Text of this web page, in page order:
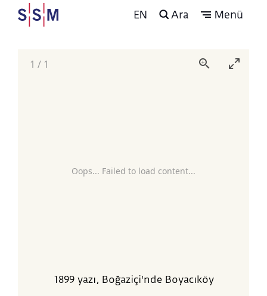
EN Ara Menü
Oops... Failed to load content...
1 / 1
1899 yazı, Boğaziçi'nde Boyacıköy